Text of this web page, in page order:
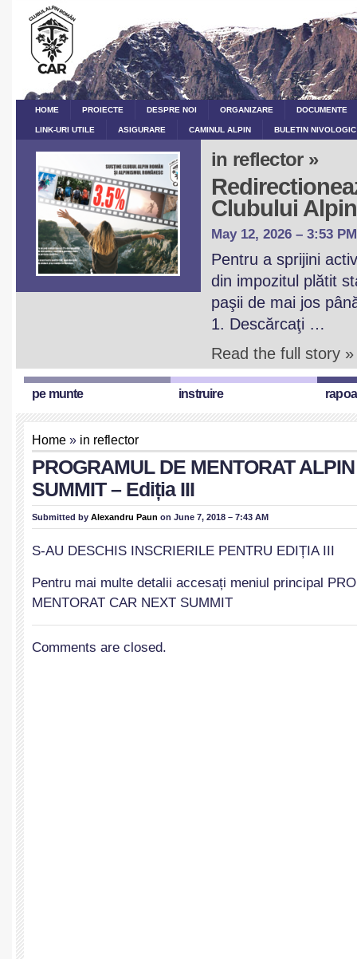
HOME PROIECTE DESPRE NOI ORGANIZARE DOCUMENTE
LINK-URI UTILE ASIGURARE CAMINUL ALPIN BULETIN
in reflector »
Clubului
May 12, 2026 – 3:53 PM
Pentru a sprijini
din impozitul plătit
paşii de mai jos
1. Descărcaţi …
Read the full story »
pe munte instruire
Home » in reflector
PROGRAMUL DE MENTORAT
SUMMIT – Ediția III
Submitted by Alexandru Paun on June 7, 2018 – 7:43 AM
S-AU DESCHIS INSCRIERILE PENTRU EDIȚIA III
Pentru mai multe detalii accesați meniul principal
MENTORAT CAR NEXT SUMMIT
Comments are closed.